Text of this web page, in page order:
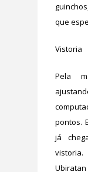
que
Vistoria
Pela
pontos.
já